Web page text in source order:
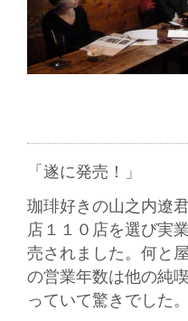
「遂に発売！」
珈琲好きの山之内遼
店１１０店を選び実
売されました。何と
の営業年数は他の純
っていて驚きでした。